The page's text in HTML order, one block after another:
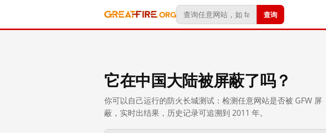
查询
它在中国大陆被屏蔽了吗？
你可以自己运行的防火长城测试：检测任意网站是否被 GFW 屏
蔽，实时出结果，历史记录可追溯到 2011 年。